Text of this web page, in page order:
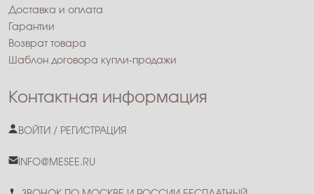
Доставка и оплата
Гарантии
Возврат товара
Шаблон договора купли-продажи
Контактная информация
ВОЙТИ / РЕГИСТРАЦИЯ
INFO@MESEE.RU